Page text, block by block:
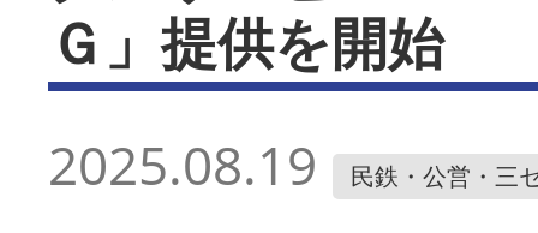
Ｇ」提供を開始
2025.08.19 民鉄・公営・三